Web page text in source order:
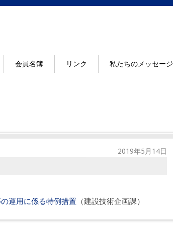
会員名簿 リンク 私たちのメッセージ
2019年5月14日
運用に係る特例措置（建設技術企画課）